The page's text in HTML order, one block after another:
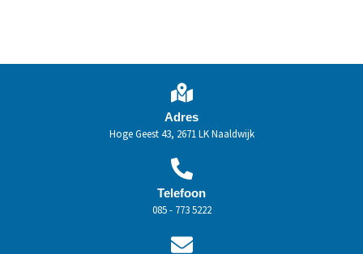
Adres
Hoge Geest 43, 2671 LK Naaldwijk
Telefoon
085 - 773 5222